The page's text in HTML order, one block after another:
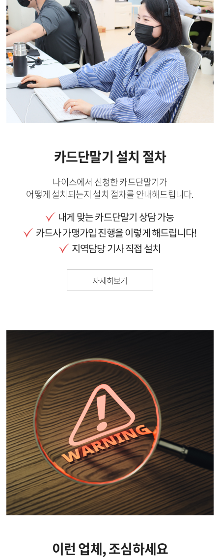
카드단말기 설치 절차
나이스에서 신청한 카드단말기가
어떻게 설치되는지 설치 절차를 안내해드립니다.
내게 맞는 카드단말기 상담 가능
카드사 가맹가입 진행을 이렇게 해드립니다!
지역담당 기사 직접 설치
자세히보기
이런 업체, 조심하세요